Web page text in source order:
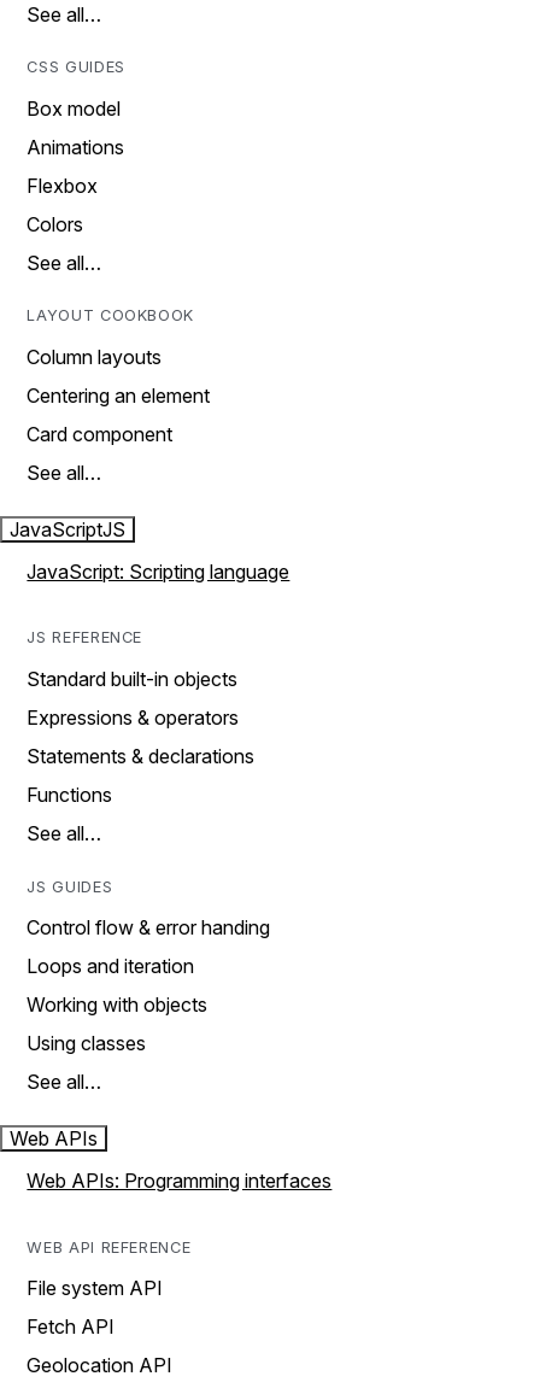
See all…
CSS GUIDES
Box model
Animations
Flexbox
Colors
See all…
LAYOUT COOKBOOK
Column layouts
Centering an element
Card component
See all…
JavaScriptJS
JavaScript: Scripting language
JS REFERENCE
Standard built-in objects
Expressions & operators
Statements & declarations
Functions
See all…
JS GUIDES
Control flow & error handing
Loops and iteration
Working with objects
Using classes
See all…
Web APIs
Web APIs: Programming interfaces
WEB API REFERENCE
File system API
Fetch API
Geolocation API